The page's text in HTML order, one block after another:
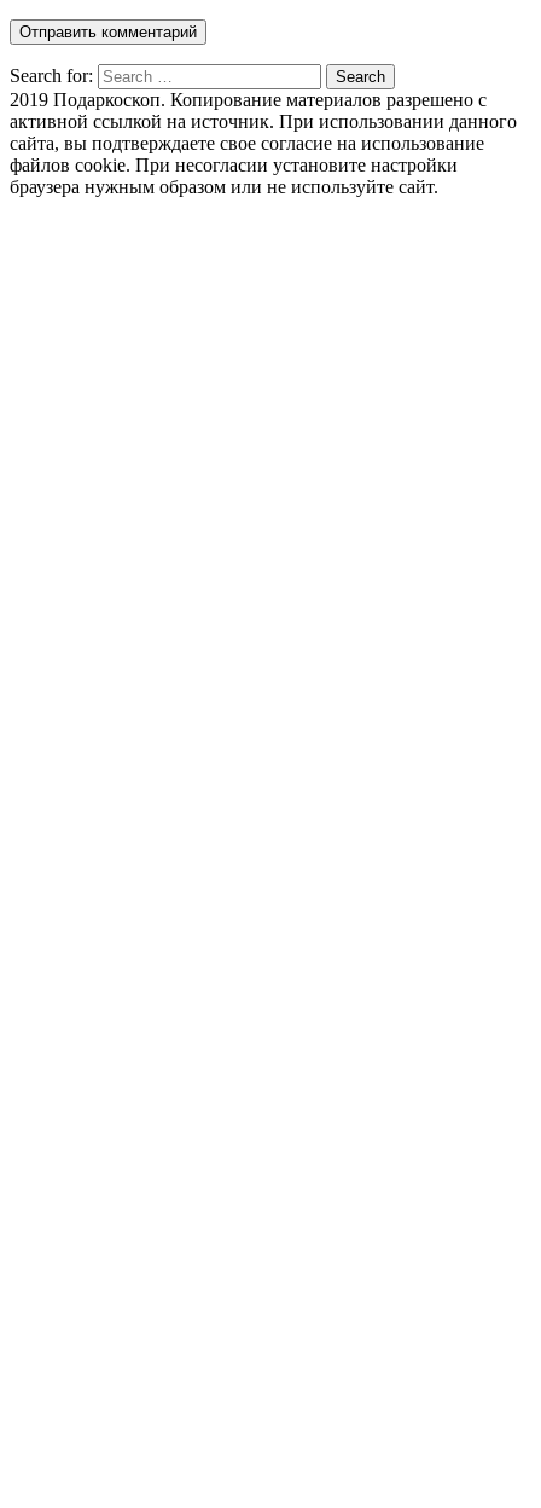
Search for: Search
2019 Подаркоскоп. Копирование материалов разрешено с
активной ссылкой на источник. При использовании данного
сайта, вы подтверждаете свое согласие на использование
файлов cookie. При несогласии установите настройки
браузера нужным образом или не используйте сайт.